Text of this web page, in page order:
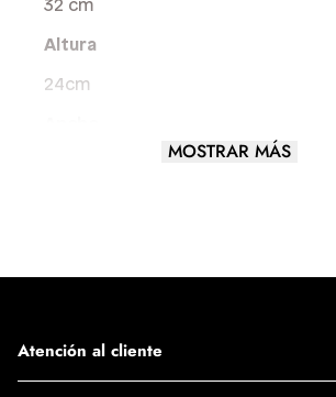
32 cm
Altura
24cm
Tamaño del Bolso
MOSTRAR MÁS
Atención al cliente